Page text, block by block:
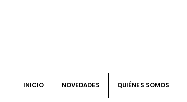
INICIO NOVEDADES QUIÉNES SOMOS